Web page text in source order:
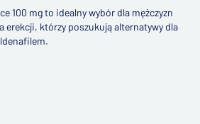
100 mg to idealny wybór dla mężczyzn
erekcji, którzy poszukują alternatywy dla